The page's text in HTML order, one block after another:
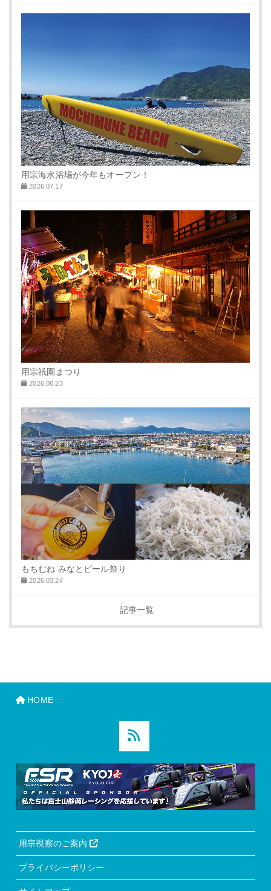
用宗海水浴場が今年もオープン！
2026.07.17
用宗祇園まつり
2026.06.23
もちむね みなとビール祭り
2026.03.24
記事一覧
HOME
用宗視察のご案内
プライバシーポリシー